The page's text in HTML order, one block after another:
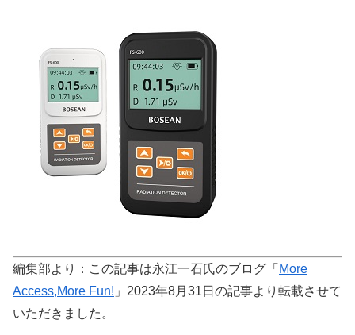
編集部より：この記事は永江一石氏のブログ「 More
Access,More Fun! 」2023年8月31日の記事より転載させて
いただきました。